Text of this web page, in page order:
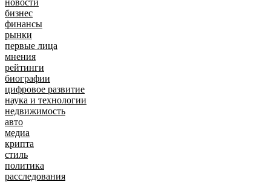
новости
бизнес
финансы
рынки
первые лица
мнения
рейтинги
биографии
цифровое развитие
наука и технологии
недвижимость
авто
медиа
крипта
стиль
политика
расследования